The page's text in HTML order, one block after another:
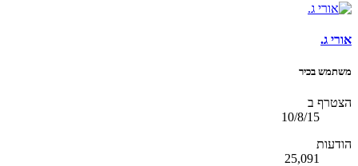
אורי ג.
משתמש בכיר
הצטרף ב
10/8/15
הודעות
25,091